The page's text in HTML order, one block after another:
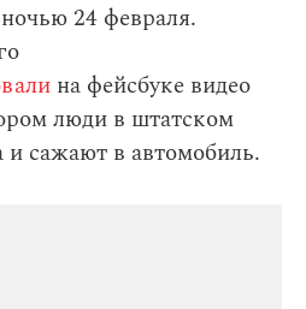
24 февраля.
на фейсбуке видео
люди в штатском
и сажают в автомобиль.